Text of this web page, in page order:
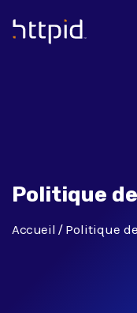
™
Politique
Accueil Politique